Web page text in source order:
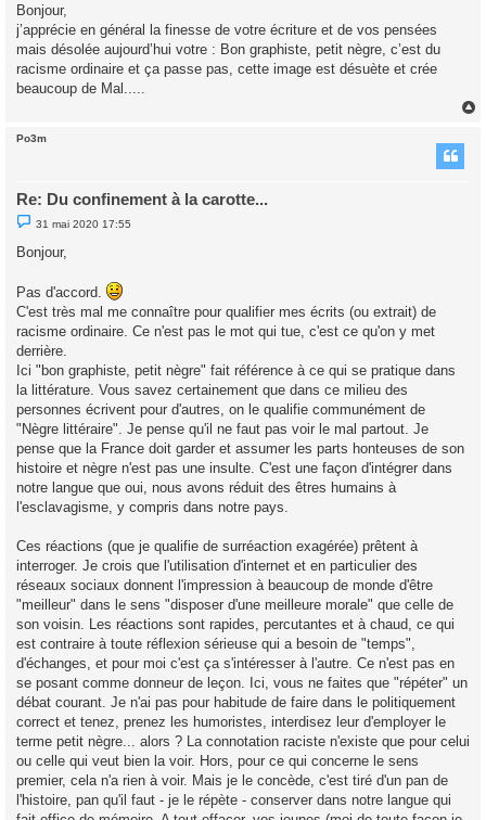
s
a
g
e
n
n
Bonjour,
j’apprécie en général la finesse de votre écriture et de vos pensées
mais désolée aujourd’hui votre : Bon graphiste, petit nègre, c’est du
racisme ordinaire et ça passe pas, cette image est désuète et crée
beaucoup de Mal.....
Po3m
Re: Du confinement à la carotte...
M
e
s
e
n
o
n
l
u
31 mai 2020 17:55
Bonjour,
Pas d'accord.
C'est très mal me connaître pour qualifier mes écrits (ou extrait) de
racisme ordinaire. Ce n'est pas le mot qui tue, c'est ce qu'on y met
derrière.
Ici "bon graphiste, petit nègre" fait référence à ce qui se pratique dans
la littérature. Vous savez certainement que dans ce milieu des
personnes écrivent pour d'autres, on le qualifie communément de
"Nègre littéraire". Je pense qu'il ne faut pas voir le mal partout. Je
pense que la France doit garder et assumer les parts honteuses de son
histoire et nègre n'est pas une insulte. C'est une façon d'intégrer dans
notre langue que oui, nous avons réduit des êtres humains à
l'esclavagisme, y compris dans notre pays.
Ces réactions (que je qualifie de surréaction exagérée) prêtent à
interroger. Je crois que l'utilisation d'internet et en particulier des
réseaux sociaux donnent l'impression à beaucoup de monde d'être
"meilleur" dans le sens "disposer d'une meilleure morale" que celle de
son voisin. Les réactions sont rapides, percutantes et à chaud, ce qui
est contraire à toute réflexion sérieuse qui a besoin de "temps",
d'échanges, et pour moi c'est ça s'intéresser à l'autre. Ce n'est pas en
se posant comme donneur de leçon. Ici, vous ne faites que "répéter" un
débat courant. Je n'ai pas pour habitude de faire dans le politiquement
correct et tenez, prenez les humoristes, interdisez leur d'employer le
terme petit nègre... alors ? La connotation raciste n'existe que pour celui
ou celle qui veut bien la voir. Hors, pour ce qui concerne le sens
premier, cela n'a rien à voir. Mais je le concède, c'est tiré d'un pan de
l'histoire, pan qu'il faut - je le répète - conserver dans notre langue qui